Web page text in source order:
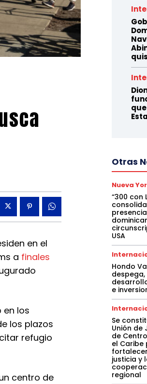
en el
a finales
en los
los plazos
refugio
centro de
Otras
Nueva
“300 con
USA
Hondo
e
Se
Unión de
de
el Caribe
justicia y
regional